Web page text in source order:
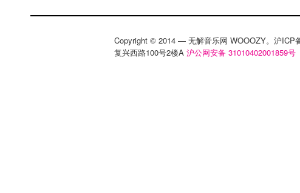
Copyright © 2014 — 无解音乐网 WOOOZY。沪ICP
复兴西路100号2楼A 沪公网安备 31010402001859号